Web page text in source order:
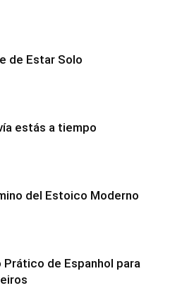
de Estar Solo
estás a tiempo
del Estoico Moderno
Prático de Espanhol para